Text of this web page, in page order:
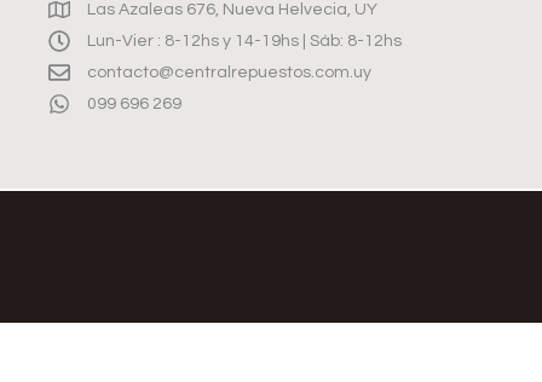
Las Azaleas 676, Nueva Helvecia, UY
Lun-Vier : 8-12hs y 14-19hs | Sáb: 8-12hs
contacto@centralrepuestos.com.uy
099 696 269